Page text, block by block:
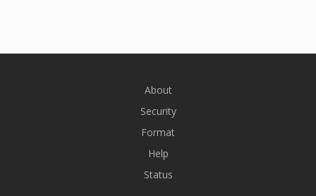
About
Security
Format
Help
Status